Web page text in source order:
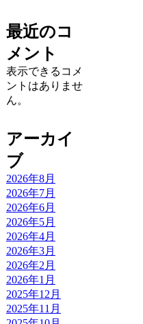
最近のコ
メント
表示できるコメ
ントはありませ
ん。
アーカイ
ブ
2026年8月
2026年7月
2026年6月
2026年5月
2026年4月
2026年3月
2026年2月
2026年1月
2025年12月
2025年11月